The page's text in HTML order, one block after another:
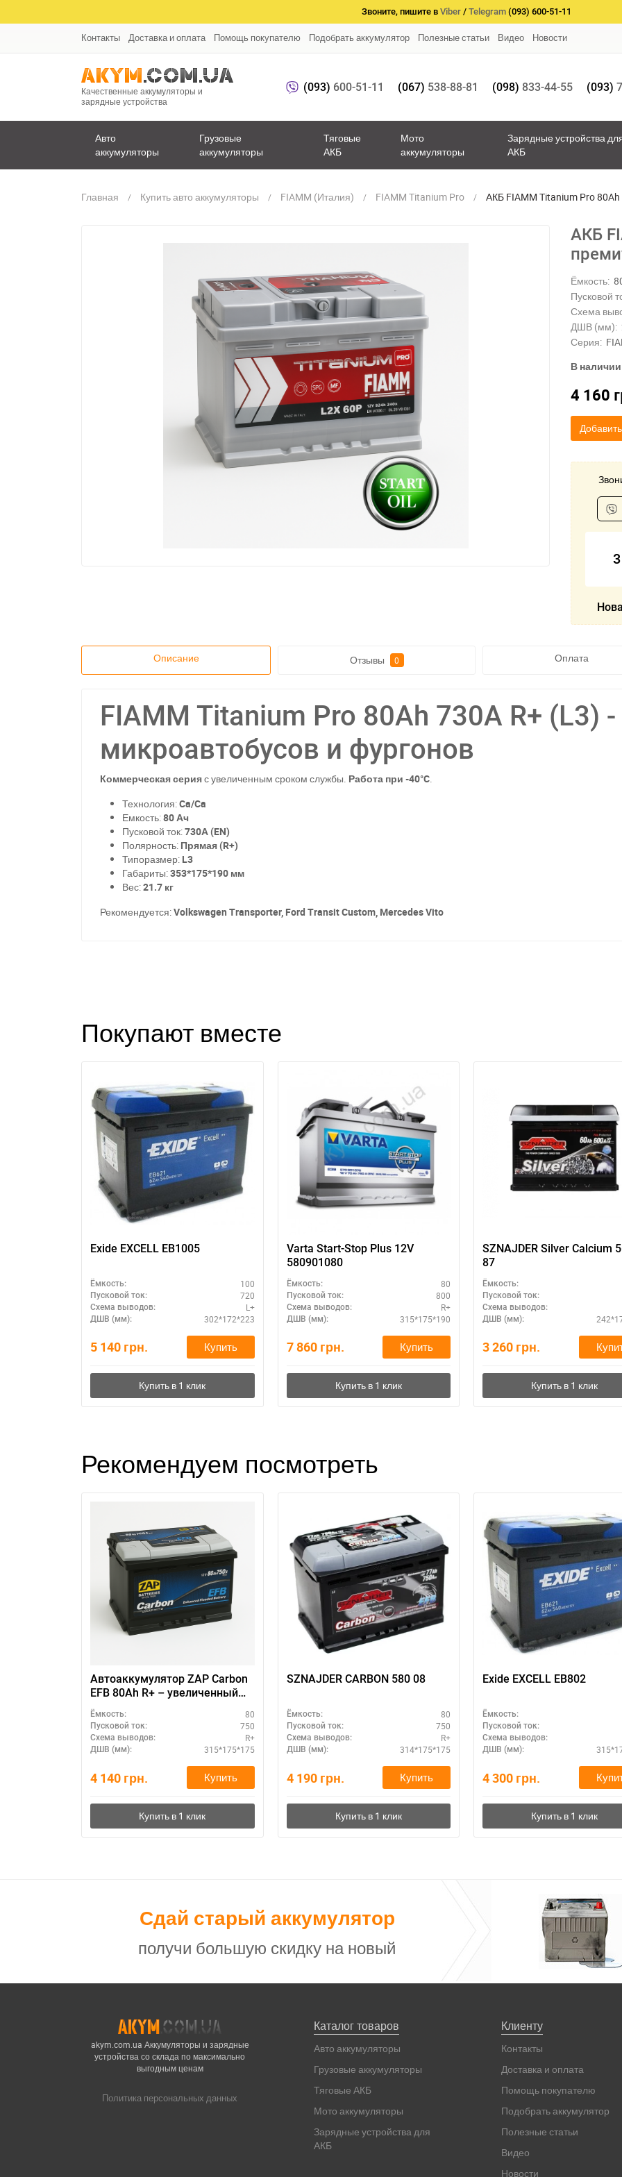
Звоните, пишите в Viber / Telegram (093) 600-51-11
Контакты Доставка и оплата Помощь покупателю Подобрать аккумулятор Полезные статьи Видео Новости
Качественные аккумуляторы и
зарядные устройства
(093) 600-51-11 (067) 538-88-81 (098) 833-44-55 (093)
Авто
аккумуляторы
Грузовые
аккумуляторы
Тяговые
АКБ
Мото
аккумуляторы
Зарядные устройства
АКБ
Главная Купить авто аккумуляторы FIAMM (Италия) FIAMM Titanium Pro АКБ FIAMM Titanium Pro
АКБ
Ёмкость:
Пусковой
Схема
ДШВ (мм):
Серия:
В наличии
4 160
Описание Отзывы 0 Оплата
FIAMM Titanium Pro 80Ah 730A R+ (L3)
микроавтобусов и фургонов
Коммерческая серияс увеличенным сроком службы. Работа при -40°C.
Технология:Ca/Ca
Емкость:80 Ач
Пусковой ток:730А (EN)
Полярность: Прямая (R+)
Типоразмер: L3
Габариты:353*175*190 мм
Вес:21.7 кг
Рекомендуется:Volkswagen Transporter, Ford Transit Custom, Mercedes Vito
Покупают вместе
Exide EXCELL EB1005
Ёмкость: 100
Пусковой ток: 720
Схема выводов: L+
ДШВ (мм): 302*172*223
5 140 грн. Купить
Varta Start-Stop Plus 12V
580901080
Ёмкость: 80
Пусковой ток: 800
Схема выводов: R+
ДШВ (мм): 315*175*190
7 860 грн. Купить
SZNAJDER Silver Calcium
87
Ёмкость:
Пусковой ток:
Схема выводов:
ДШВ (мм):
3 260 грн.
Рекомендуем посмотреть
Автоаккумулятор ZAP Carbon
EFB 80Аh R+ – увеличенный
ресурс
Ёмкость: 80
Пусковой ток: 750
Схема выводов: R+
ДШВ (мм): 315*175*175
4 140 грн. Купить
SZNAJDER CARBON 580 08
Ёмкость: 80
Пусковой ток: 750
Схема выводов: R+
ДШВ (мм): 314*175*175
4 190 грн. Купить
Exide EXCELL EB802
Ёмкость:
Пусковой ток:
Схема выводов:
ДШВ (мм):
4 300 грн.
Сдай старый аккумулятор
получи большую скидку на новый
akym.com.ua Аккумуляторы и зарядные
устройства со склада по максимально
выгодным ценам
Политика персональных данных
Каталог товаров
Авто аккумуляторы
Грузовые аккумуляторы
Тяговые АКБ
Мото аккумуляторы
Зарядные устройства для
АКБ
Клиенту
Контакты
Доставка и оплата
Помощь покупателю
Подобрать аккумулятор
Полезные статьи
Видео
Новости
При отсутствии связи - пишите, звоните в Viber / Telegram (093) 600-
Написать в Viber Написать в Telegram